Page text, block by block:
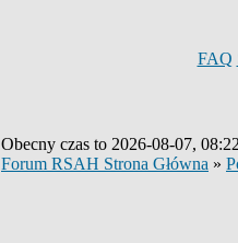
FAQ
Obecny czas to 2026-08-07, 08:22
Forum RSAH Strona Główna »